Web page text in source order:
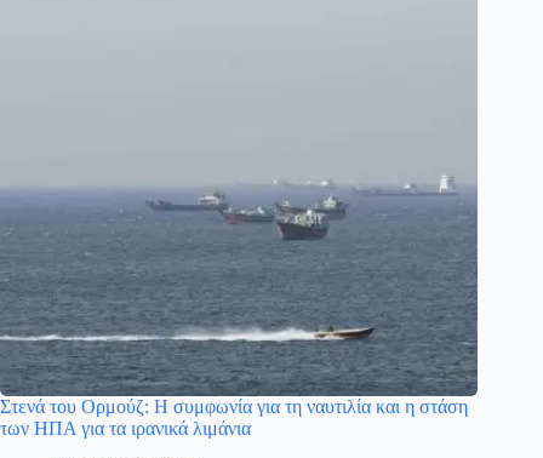
Στενά του Ορμούζ: Η συμφωνία για τη ναυτιλία και η στάση
των ΗΠΑ για τα ιρανικά λιμάνια